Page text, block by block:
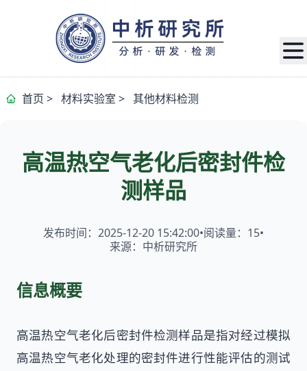
首页 > 材料实验室 > 其他材料检测
高温热空气老化后密封件检
测样品
发布时间：2025-12-20 15:42:00•阅读量： 15•
来源：中析研究所
信息概要
高温热空气老化后密封件检测样品是指对经过模拟
高温热空气老化处理的密封件进行性能评估的测试